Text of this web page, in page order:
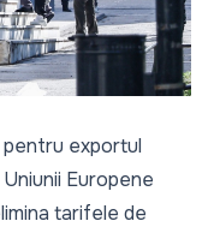
exportul
Europene
tarifele de